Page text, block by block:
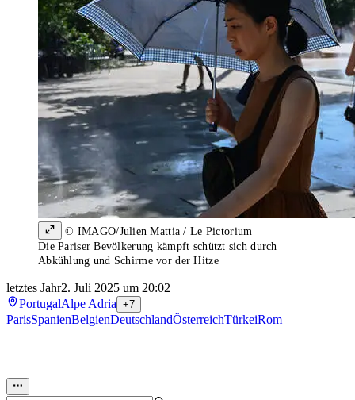
© IMAGO/Julien Mattia / Le Pictorium
Die Pariser Bevölkerung kämpft schützt sich durch
Abkühlung und Schirme vor der Hitze
letztes Jahr2. Juli 2025 um 20:02
PortugalAlpe Adria +7
ParisSpanienBelgienDeutschlandÖsterreichTürkeiRom